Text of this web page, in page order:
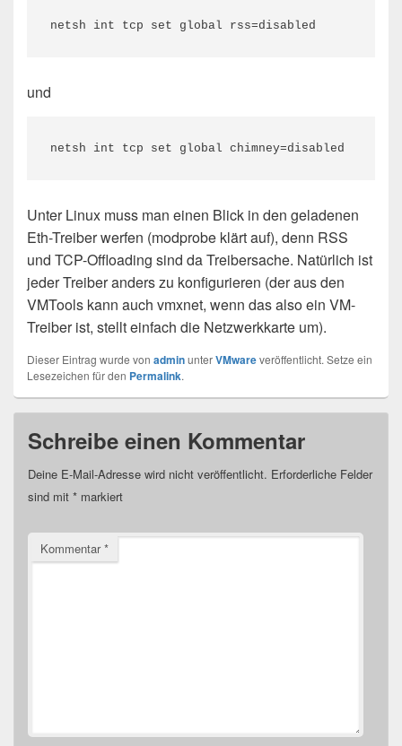
netsh int tcp set global rss=disabled
und
netsh int tcp set global chimney=disabled
Unter Linux muss man einen Blick in den geladenen
Eth-Treiber werfen (modprobe klärt auf), denn RSS
und TCP-Offloading sind da Treibersache. Natürlich ist
jeder Treiber anders zu konfigurieren (der aus den
VMTools kann auch vmxnet, wenn das also ein VM-
Treiber ist, stellt einfach die Netzwerkkarte um).
Dieser Eintrag wurde von adminunterVMwareveröffentlicht. Setze ein
Lesezeichen für den Permalink.
Schreibe einen Kommentar
Deine E-Mail-Adresse wird nicht veröffentlicht. Erforderliche Felder
sind mit * markiert
Kommentar*